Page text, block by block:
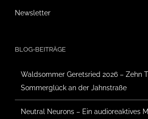
Newsletter
BLOG-BEITRÄGE
Waldsommer Geretsried 2026 – Zehn
Sommerglück an der Jahnstraße
Neutral Neurons – Ein audioreaktives